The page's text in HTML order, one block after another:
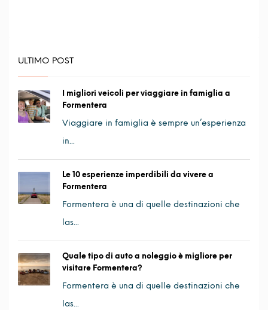
ULTIMO POST
I migliori veicoli per viaggiare in famiglia a
Formentera
Viaggiare in famiglia è sempre un’esperienza
in...
Le 10 esperienze imperdibili da vivere a
Formentera
Formentera è una di quelle destinazioni che
las...
Quale tipo di auto a noleggio è migliore per
visitare Formentera?
Formentera è una di quelle destinazioni che
las...